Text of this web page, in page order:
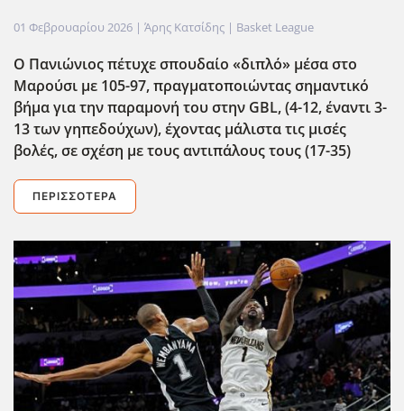
01 Φεβρουαρίου 2026 | Άρης Κατσίδης | Basket League
Ο Πανιώνιος πέτυχε σπουδαίο «διπλό» μέσα στο
Μαρούσι με 105-97, πραγματοποιώντας σημαντικό
βήμα για την παραμονή του στην GBL, (4-12, έναντι 3-
13 των γηπεδούχων), έχοντας μάλιστα τις μισές
βολές, σε σχέση με τους αντιπάλους τους (17-35)
ΠΕΡΙΣΣΌΤΕΡΑ